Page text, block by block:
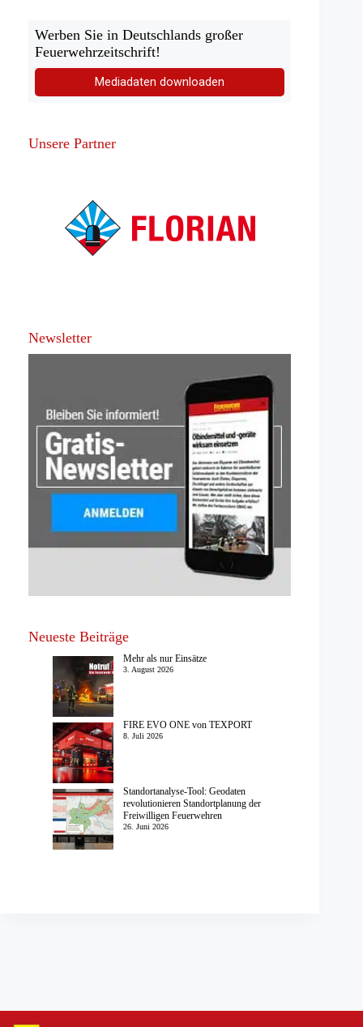
Werben Sie in Deutschlands großer
Feuerwehrzeitschrift!
Mediadaten downloaden
Unsere Partner
Newsletter
Neueste Beiträge
Mehr als nur Einsätze
3. August 2026
FIRE EVO ONE von TEXPORT
8. Juli 2026
Standortanalyse-Tool: Geodaten
revolutionieren Standortplanung der
Freiwilligen Feuerwehren
26. Juni 2026